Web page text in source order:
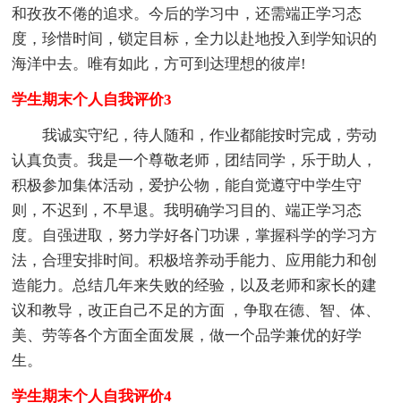
和孜孜不倦的追求。今后的学习中，还需端正学习态
度，珍惜时间，锁定目标，全力以赴地投入到学知识的
海洋中去。唯有如此，方可到达理想的彼岸!
学生期末个人自我评价3
我诚实守纪，待人随和，作业都能按时完成，劳动
认真负责。我是一个尊敬老师，团结同学，乐于助人，
积极参加集体活动，爱护公物，能自觉遵守中学生守
则，不迟到，不早退。我明确学习目的、端正学习态
度。自强进取，努力学好各门功课，掌握科学的学习方
法，合理安排时间。积极培养动手能力、应用能力和创
造能力。总结几年来失败的经验，以及老师和家长的建
议和教导，改正自己不足的方面 ，争取在德、智、体、
美、劳等各个方面全面发展，做一个品学兼优的好学
生。
学生期末个人自我评价4